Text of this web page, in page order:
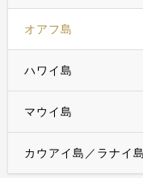
オアフ島
ハワイ島
マウイ島
カウアイ島／ラナイ